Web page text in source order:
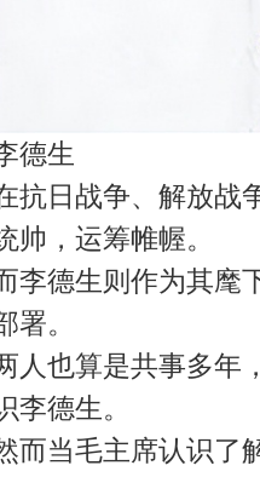
德生
抗日战争、解放战
帅，运筹帷幄。
李德生则作为其麾
署。
人也算是共事多年
李德生。
而当毛主席认识了